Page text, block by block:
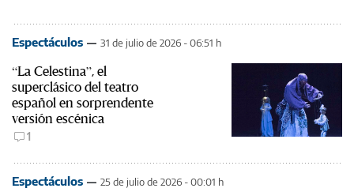
Espectáculos 31 de julio de 2026 - 06:51 h
“La Celestina”, el
superclásico del teatro
español en sorprendente
versión escénica
1
Espectáculos 25 de julio de 2026 - 00:01 h